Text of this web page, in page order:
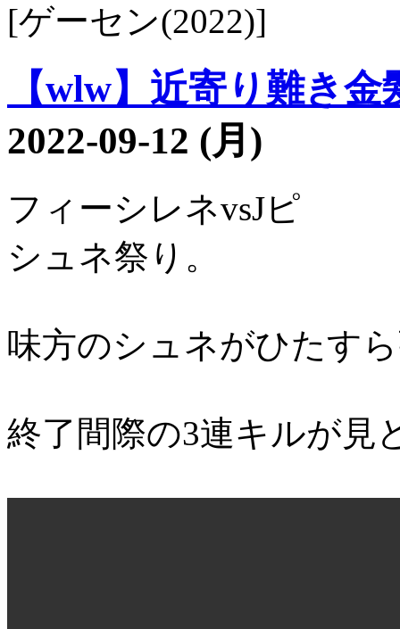
[ゲーセン(2022)]
【wlw】近寄り難き
2022-09-12 (月)
フィーシレネvsJピ
シュネ祭り。
味方のシュネがひたす
終了間際の3連キルが見